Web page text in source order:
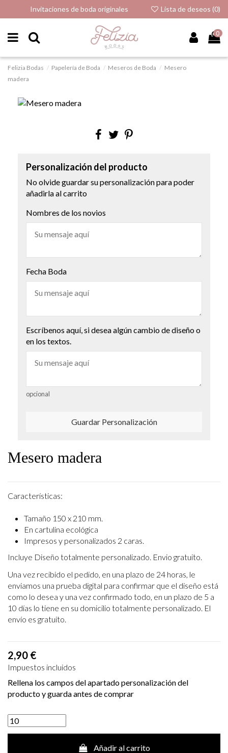
Invitaciones de boda originales Lista de deseos (0)
0
Felizia Bodas Papelería de Boda Meseros de Boda
Mesero
madera
Personalización del producto
No olvide guardar su personalización para poder
añadirla al carrito
Nombres de los novios
Fecha Boda
Escríbenos aquí, si desea algún cambio de diseño o
en los textos.
opcional
Guardar Personalización
Mesero madera
Características:
Tamaño 150 x 210 mm.
En cartulina ecológica
Impresos y personalizados 2 caras.
Incluye Diseño totalmente personalizado. Envio gratuito.
Una vez recibido el pedido, en una plazo de 24 horas, le
enviamos una prueba digital para confirmar que el diseño está
como lo desea y una vez confirmado todo, en un plazo de 5 a
10 días lo tiene en su domicilio totalmente personalizado. El
envío es gratuito.
2,90 €
Impuestos incluidos
Rellena los campos del apartado personalización del
producto y guarda antes de comprar
Añadir al carrito